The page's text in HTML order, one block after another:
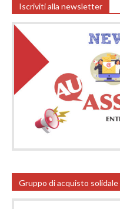
Iscriviti alla newsletter
Gruppo di acquisto solidale